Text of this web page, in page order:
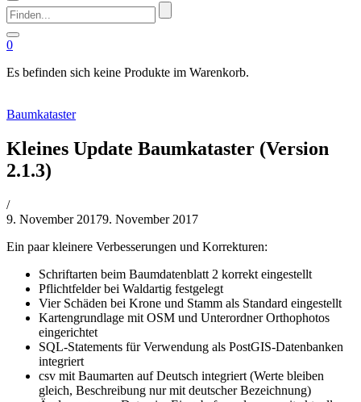
Finden...
0
Es befinden sich keine Produkte im Warenkorb.
Baumkataster
Kleines Update Baumkataster (Version
2.1.3)
von
Philipp
/
9. November 20179. November 2017
Ein paar kleinere Verbesserungen und Korrekturen:
Schriftarten beim Baumdatenblatt 2 korrekt eingestellt
Pflichtfelder bei Waldartig festgelegt
Vier Schäden bei Krone und Stamm als Standard eingestellt
Kartengrundlage mit OSM und Unterordner Orthophotos
eingerichtet
SQL-Statements für Verwendung als PostGIS-Datenbanken
integriert
csv mit Baumarten auf Deutsch integriert (Werte bleiben
gleich, Beschreibung nur mit deutscher Bezeichnung)